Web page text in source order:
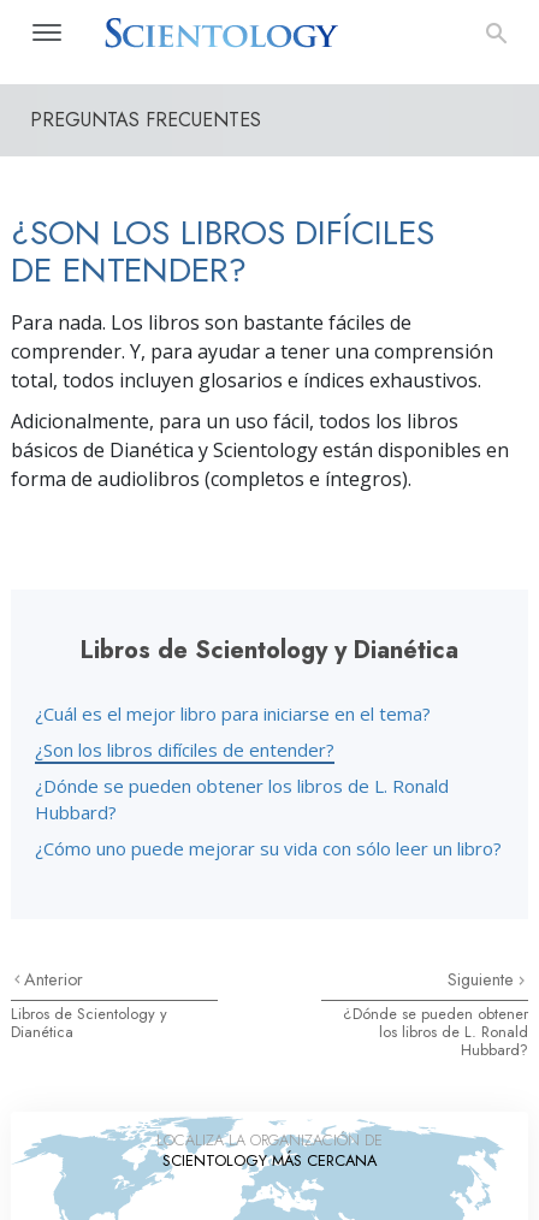
PREGUNTAS FRECUENTES
¿SON LOS LIBROS DIFÍCILES
DE ENTENDER?
Para nada. Los libros son bastante fáciles de
comprender. Y, para ayudar a tener una comprensión
total, todos incluyen glosarios e índices exhaustivos.
Adicionalmente, para un uso fácil, todos los libros
básicos de Dianética y Scientology están disponibles en
forma de audiolibros (completos e íntegros).
Libros de Scientology y Dianética
¿Cuál es el mejor libro para iniciarse en el tema?
¿Son los libros difíciles de entender?
¿Dónde se pueden obtener los libros de L. Ronald
Hubbard?
¿Cómo uno puede mejorar su vida con sólo leer un libro?
Anterior
Libros de Scientology y
Dianética
Siguiente
¿Dónde se pueden obtener
los libros de L. Ronald
Hubbard?
LOCALIZA LA ORGANIZACIÓN DE
SCIENTOLOGY MÁS CERCANA